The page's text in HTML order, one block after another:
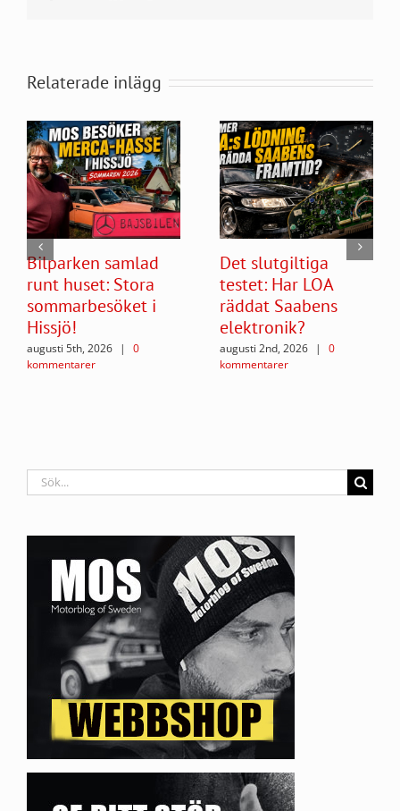
Relaterade inlägg
Bilparken samlad
runt huset: Stora
sommarbesöket i
Hissjö!
augusti 5th, 2026 |
0
kommentarer
Det slutgiltiga
testet: Har LOA
räddat Saabens
elektronik?
augusti 2nd, 2026 |
0
kommentarer
Sök
efter: